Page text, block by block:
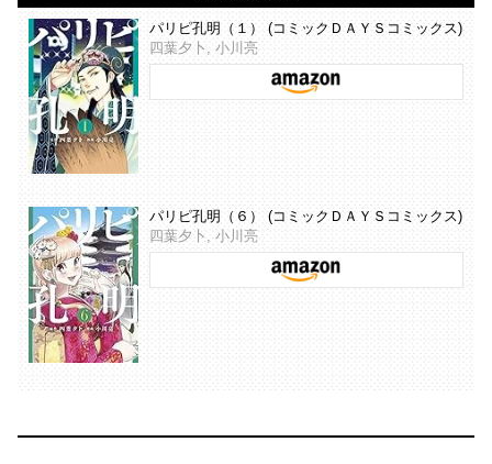
パリピ孔明（１） (コミックＤＡＹＳコミックス)
四葉夕卜, 小川亮
パリピ孔明（６） (コミックＤＡＹＳコミックス)
四葉夕卜, 小川亮